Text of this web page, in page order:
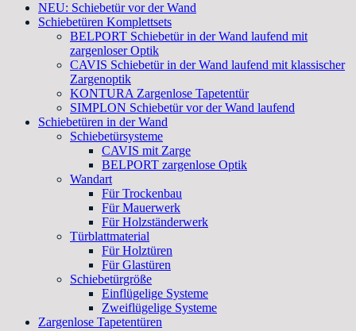
NEU: Schiebetür vor der Wand
Schiebetüren Komplettsets
BELPORT Schiebetür in der Wand laufend mit
zargenloser Optik
CAVIS Schiebetür in der Wand laufend mit klassischer
Zargenoptik
KONTURA Zargenlose Tapetentür
SIMPLON Schiebetür vor der Wand laufend
Schiebetüren in der Wand
Schiebetürsysteme
CAVIS mit Zarge
BELPORT zargenlose Optik
Wandart
Für Trockenbau
Für Mauerwerk
Für Holzständerwerk
Türblattmaterial
Für Holztüren
Für Glastüren
Schiebetürgröße
Einflügelige Systeme
Zweiflügelige Systeme
Zargenlose Tapetentüren